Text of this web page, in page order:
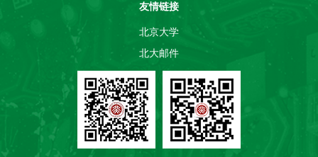
友情链接
北京大学
北大邮件